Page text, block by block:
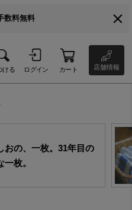
数料無料
ける ログイン カート 店舗情報
おの、一枚。31年目の
一枚。